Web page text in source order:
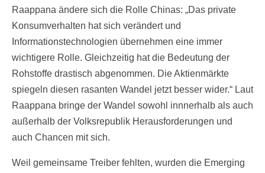
Raappana ändere sich die Rolle Chinas: „Das private
Konsumverhalten hat sich verändert und
Informationstechnologien übernehmen eine immer
wichtigere Rolle. Gleichzeitig hat die Bedeutung der
Rohstoffe drastisch abgenommen. Die Aktienmärkte
spiegeln diesen rasanten Wandel jetzt besser wider.“ Laut
Raappana bringe der Wandel sowohl innnerhalb als auch
außerhalb der Volksrepublik Herausforderungen und
auch Chancen mit sich.
Weil gemeinsame Treiber fehlten, wurden die Emerging